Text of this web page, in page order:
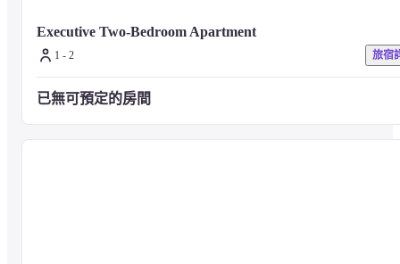
Executive Two-Bedroom Apartment
1 - 2 旅宿
已無可預定的房間